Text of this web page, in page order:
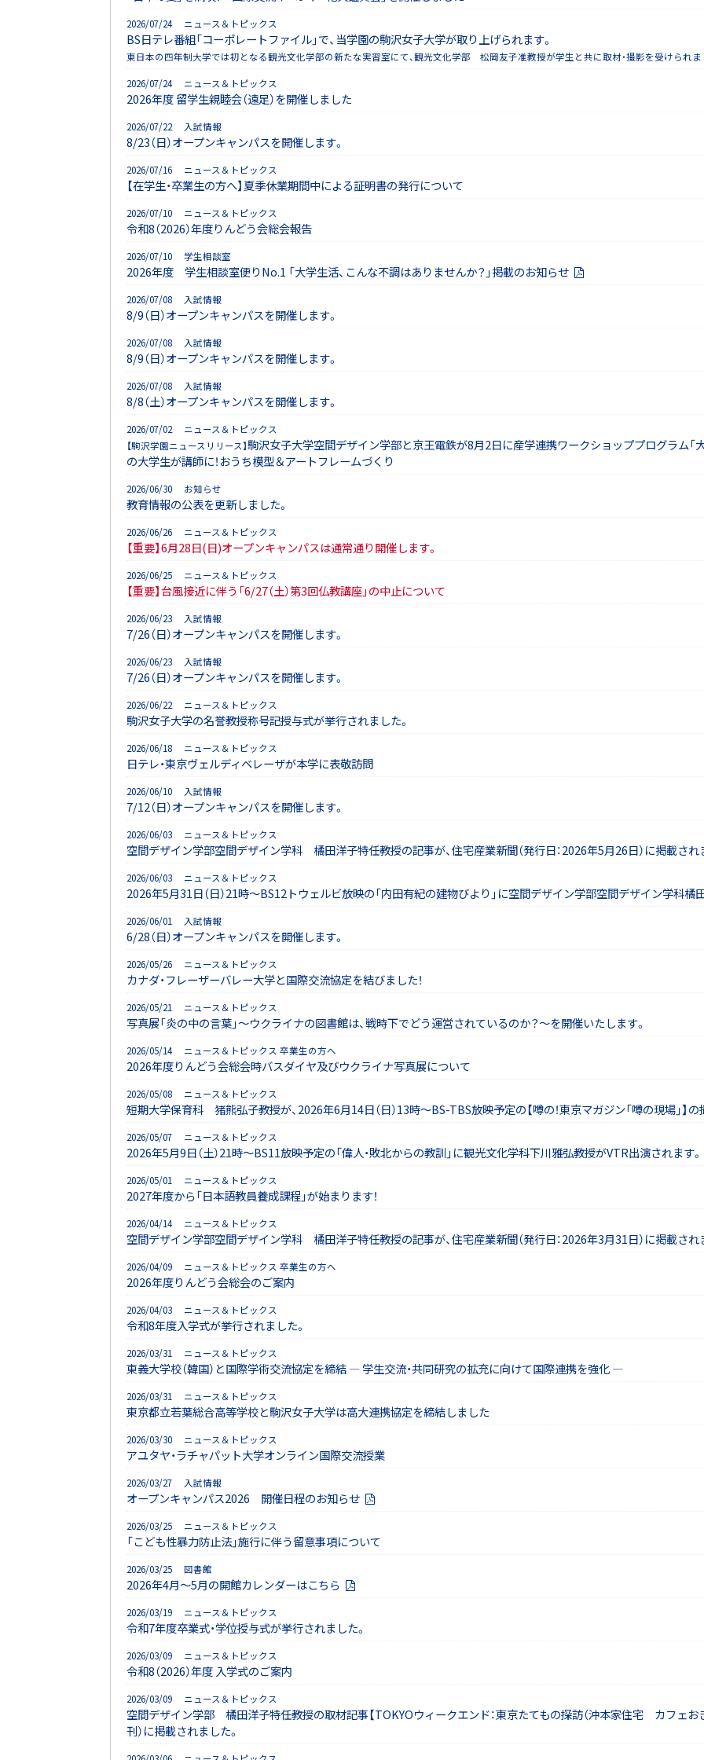
2026/07/24 ニュース＆トピックス
BS日テレ番組「コーポレートファイル」で、当学園の駒沢女子大学が取り上げられます。
東日本の四年制大学では初となる観光文化学部の新たな実習室にて、観光文化学部 松岡友子准教授が学生と共に取材・撮影を受けられま
2026/07/24 ニュース＆トピックス
2026年度 留学生親睦会（遠足）を開催しました
2026/07/22 入試情報
8/23（日）オープンキャンパスを開催します。
2026/07/16 ニュース＆トピックス
【在学生・卒業生の方へ】夏季休業期間中による証明書の発行について
2026/07/10 ニュース＆トピックス
令和8（2026）年度りんどう会総会報告
2026/07/10 学生相談室
2026年度 学生相談室便りNo.1 「大学生活、こんな不調はありませんか？」掲載のお知らせ
2026/07/08 入試情報
8/9（日）オープンキャンパスを開催します。
2026/07/08 入試情報
8/9（日）オープンキャンパスを開催します。
2026/07/08 入試情報
8/8（土）オープンキャンパスを開催します。
2026/07/02 ニュース＆トピックス
【駒沢学園ニュースリリース】駒沢女子大学空間デザイン学部と京王電鉄が8月2日に産学連携ワークショッププログラム「
の大学生が講師に！おうち模型＆アートフレームづくり
2026/06/30 お知らせ
教育情報の公表を更新しました。
2026/06/26 ニュース＆トピックス
【重要】6月28日(日)オープンキャンパスは通常通り開催します。
2026/06/25 ニュース＆トピックス
【重要】台風接近に伴う「6/27（土）第3回仏教講座」の中止について
2026/06/23 入試情報
7/26（日）オープンキャンパスを開催します。
2026/06/23 入試情報
7/26（日）オープンキャンパスを開催します。
2026/06/22 ニュース＆トピックス
駒沢女子大学の名誉教授称号記授与式が挙行されました。
2026/06/18 ニュース＆トピックス
日テレ・東京ヴェルディベレーザが本学に表敬訪問
2026/06/10 入試情報
7/12（日）オープンキャンパスを開催します。
2026/06/03 ニュース＆トピックス
空間デザイン学部空間デザイン学科 橘田洋子特任教授の記事が、住宅産業新聞（発行日：2026年5月26日）に掲載され
2026/06/03 ニュース＆トピックス
2026年5月31日（日）21時～BS12トウェルビ放映の「内田有紀の建物びより」に空間デザイン学部空間デザイン学科
2026/06/01 入試情報
6/28（日）オープンキャンパスを開催します。
2026/05/26 ニュース＆トピックス
カナダ・フレーザーバレー大学と国際交流協定を結びました！
2026/05/21 ニュース＆トピックス
写真展「炎の中の言葉」～ウクライナの図書館は、戦時下でどう運営されているのか？～を開催いたします。
2026/05/14 ニュース＆トピックス 卒業生の方へ
2026年度りんどう会総会時バスダイヤ及びウクライナ写真展について
2026/05/08 ニュース＆トピックス
短期大学保育科 猪熊弘子教授が、2026年6月14日（日）13時～BS-TBS放映予定の【噂の！東京マガジン「噂の現場」】
2026/05/07 ニュース＆トピックス
2026年5月9日（土）21時～BS11放映予定の「偉人・敗北からの教訓」に観光文化学科下川雅弘教授がVTR出演されます。
2026/05/01 ニュース＆トピックス
2027年度から「日本語教員養成課程」が始まります！
2026/04/14 ニュース＆トピックス
空間デザイン学部空間デザイン学科 橘田洋子特任教授の記事が、住宅産業新聞（発行日：2026年3月31日）に掲載され
2026/04/09 ニュース＆トピックス 卒業生の方へ
2026年度りんどう会総会のご案内
2026/04/03 ニュース＆トピックス
令和8年度入学式が挙行されました。
2026/03/31 ニュース＆トピックス
東義大学校（韓国）と国際学術交流協定を締結 ― 学生交流・共同研究の拡充に向けて国際連携を強化 ―
2026/03/31 ニュース＆トピックス
東京都立若葉総合高等学校と駒沢女子大学は高大連携協定を締結しました
2026/03/30 ニュース＆トピックス
アユタヤ・ラチャパット大学オンライン国際交流授業
2026/03/27 入試情報
オープンキャンパス2026 開催日程のお知らせ
2026/03/25 ニュース＆トピックス
「こども性暴力防止法」施行に伴う留意事項について
2026/03/25 図書館
2026年4月〜5月の開館カレンダーはこちら
2026/03/19 ニュース＆トピックス
令和7年度卒業式・学位授与式が挙行されました。
2026/03/09 ニュース＆トピックス
令和8（2026）年度 入学式のご案内
2026/03/09 ニュース＆トピックス
空間デザイン学部 橘田洋子特任教授の取材記事【TOKYOウィークエンド：東京たてもの探訪（沖本家住宅 カフェおき
刊）に掲載されました。